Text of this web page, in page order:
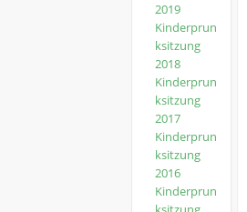
2019
Kinderprun
ksitzung
2018
Kinderprun
ksitzung
2017
Kinderprun
ksitzung
2016
Kinderprun